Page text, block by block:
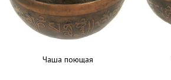
Чаша поющая